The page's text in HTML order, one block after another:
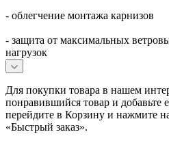
- облегчение монтажа карнизов
- защита от максимальных
нагрузок
Для покупки товара в нашем
понравившийся товар и добавьте
перейдите в Корзину и нажмите
«Быстрый заказ».